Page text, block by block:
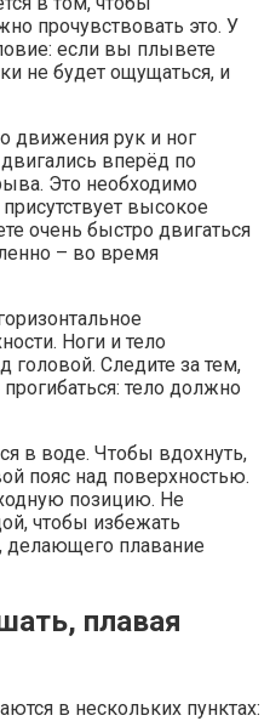
прочувствовать это. У
если вы плывете
не будет ощущаться, и
движения рук и ног
вперёд по
Это необходимо
высокое
очень быстро двигаться
– во время
Ноги и тело
головой. Следите за тем,
тело должно
в воде. Чтобы вдохнуть,
пояс над поверхностью.
позицию. Не
чтобы избежать
плавание
плавая
в нескольких пунктах: